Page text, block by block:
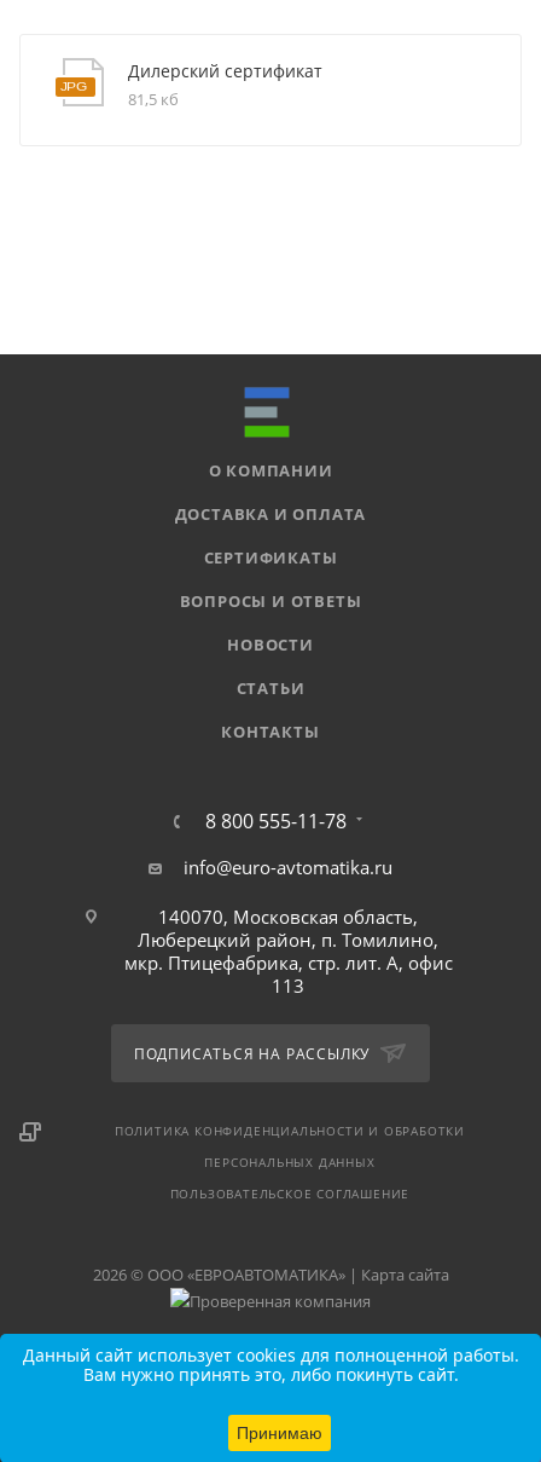
Дилерский сертификат
81,5 кб
О КОМПАНИИ
ДОСТАВКА И ОПЛАТА
СЕРТИФИКАТЫ
ВОПРОСЫ И ОТВЕТЫ
НОВОСТИ
СТАТЬИ
КОНТАКТЫ
8 800 555-11-78
info@euro-avtomatika.ru
140070, Московская область,
Люберецкий район, п. Томилино,
мкр. Птицефабрика, стр. лит. А, офис
113
ПОДПИСАТЬСЯ НА РАССЫЛКУ
ПОЛИТИКА КОНФИДЕНЦИАЛЬНОСТИ И ОБРАБОТКИ
ПЕРСОНАЛЬНЫХ ДАННЫХ
ПОЛЬЗОВАТЕЛЬСКОЕ СОГЛАШЕНИЕ
2026 © ООО «ЕВРОАВТОМАТИКА» | Карта сайта
Данный сайт использует cookies для полноценной работы.
Вам нужно принять это, либо покинуть сайт.
Принимаю